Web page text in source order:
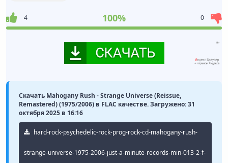
4 100% 0
Скачать Mahogany Rush - Strange Universe (Reissue,
Remastered) (1975/2006) в FLAC качестве. Загружено: 31
октября 2025 в 16:16
hard-rock-psychedelic-rock-prog-rock-cd-mahogany-rush-
strange-universe-1975-2006-just-a-minute-records-min-013-2-f-